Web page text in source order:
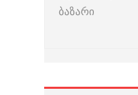
ბაზარი